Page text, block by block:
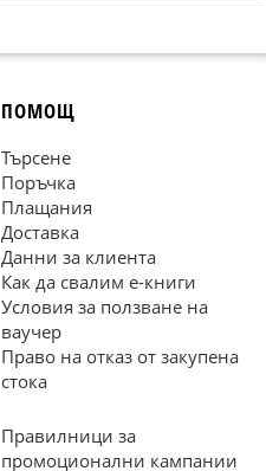
ПОМОЩ
Търсене
Поръчка
Плащания
Доставка
Данни за клиента
Как да свалим е-книги
Условия за ползване на
ваучер
Право на отказ от закупена
стока
Правилници за
промоционални кампании